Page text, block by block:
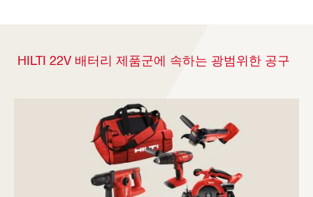
HILTI 22V 배터리 제품군에 속하는 광범위한 공구